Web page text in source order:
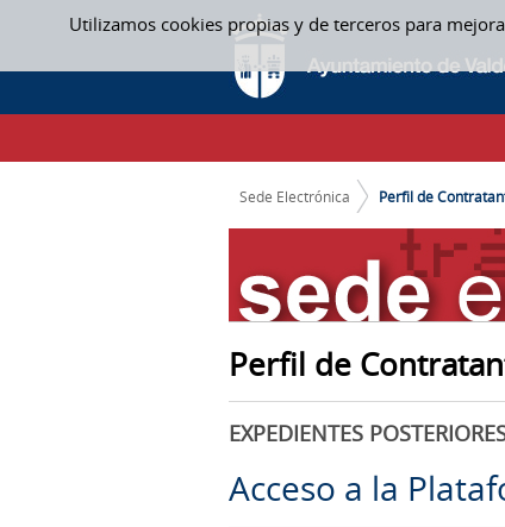
Utilizamos cookies propias y de terceros para
Saltar al contenido
PERFIL DE CONTRATANTE
CAMINO DE MIGAS
Sede Electrónica Perfil de
Perfil de
EXPEDIENTES
Acceso a la